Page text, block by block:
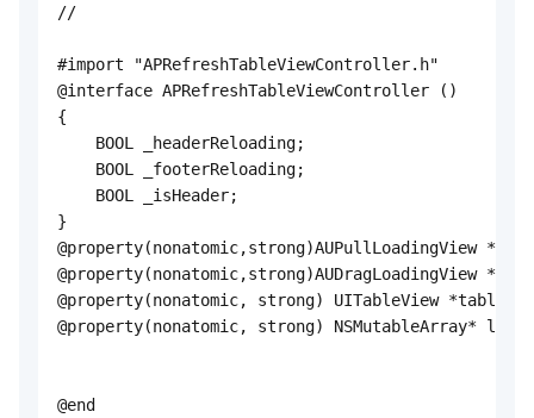
//
#import "APRefreshTableViewController.h"
@interface APRefreshTableViewController ()
{
    BOOL _headerReloading;
    BOOL _footerReloading;
    BOOL _isHeader;
}
@property(nonatomic,strong)AUPullLoadingView
@property(nonatomic,strong)AUDragLoadingView
@property(nonatomic, strong) UITableView
@property(nonatomic, strong) NSMutableArray*
@end